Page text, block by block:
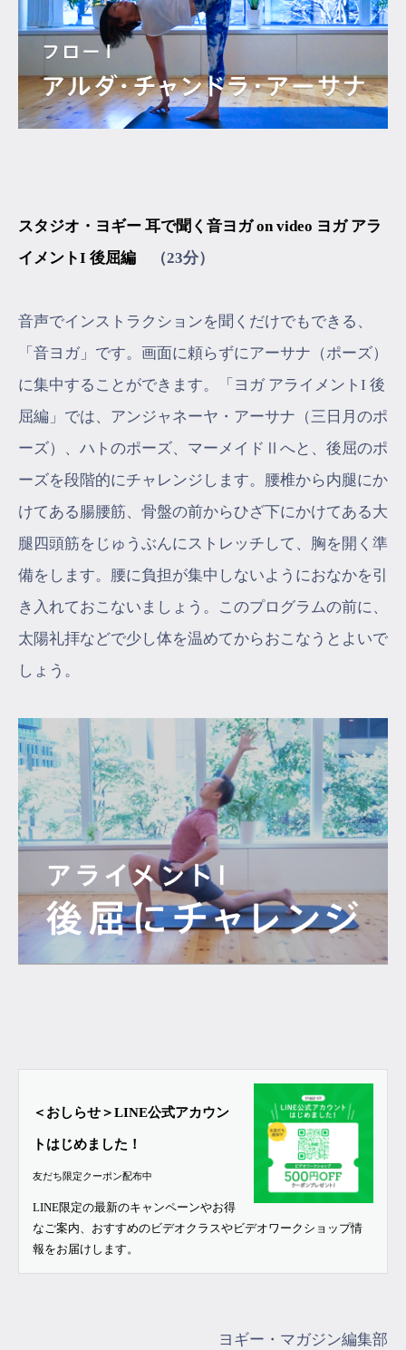
スタジオ・ヨギー 耳で聞く音ヨガ on video ヨガ アラ
イメントI 後屈編 （23分）
音声でインストラクションを聞くだけでもできる、
「音ヨガ」です。画面に頼らずにアーサナ（ポーズ）
に集中することができます。「ヨガ アライメントI 後
屈編」では、アンジャネーヤ・アーサナ（三日月のポ
ーズ）、ハトのポーズ、マーメイドⅡへと、後屈のポ
ーズを段階的にチャレンジします。腰椎から内腿にか
けてある腸腰筋、骨盤の前からひざ下にかけてある大
腿四頭筋をじゅうぶんにストレッチして、胸を開く準
備をします。腰に負担が集中しないようにおなかを引
き入れておこないましょう。このプログラムの前に、
太陽礼拝などで少し体を温めてからおこなうとよいで
しょう。
＜おしらせ＞LINE公式アカウン
トはじめました！
友だち限定クーポン配布中
LINE限定の最新のキャンペーンやお得
なご案内、おすすめのビデオクラスやビデオワークショップ情
報をお届けします。
ヨギー・マガジン編集部